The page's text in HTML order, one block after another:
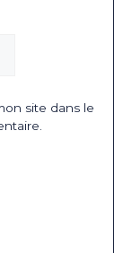
site dans le